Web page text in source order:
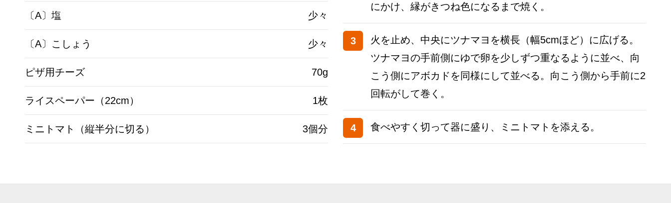
〔A〕塩 少々
〔A〕こしょう 少々
ピザ用チーズ 70g
ライスペーパー（22cm） 1枚
ミニトマト（縦半分に切る） 3個分
にかけ、縁がきつね色になるまで焼く。
3
火を止め、中央にツナマヨを横長（幅5cmほど）に広げる。
ツナマヨの手前側にゆで卵を少しずつ重なるように並べ、向
こう側にアボカドを同様にして並べる。向こう側から手前に2
回転がして巻く。
4 食べやすく切って器に盛り、ミニトマトを添える。